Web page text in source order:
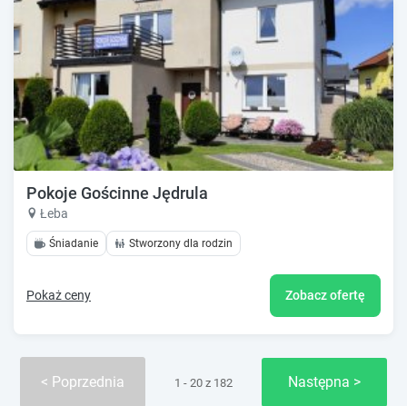
Pokoje Gościnne Jędrula
Łeba
Śniadanie Stworzony dla rodzin
Pokaż ceny Zobacz ofertę
Poprzednia 1 - 20 z 182 Następna